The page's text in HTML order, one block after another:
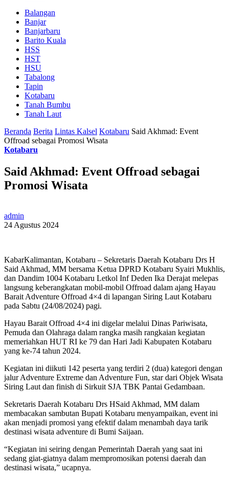
Balangan
Banjar
Banjarbaru
Barito Kuala
HSS
HST
HSU
Tabalong
Tapin
Kotabaru
Tanah Bumbu
Tanah Laut
Beranda Berita Lintas Kalsel Kotabaru Said Akhmad: Event
Offroad sebagai Promosi Wisata
Kotabaru
Said Akhmad: Event Offroad sebagai
Promosi Wisata
admin
24 Agustus 2024
KabarKalimantan, Kotabaru – Sekretaris Daerah Kotabaru Drs H
Said Akhmad, MM bersama Ketua DPRD Kotabaru Syairi Mukhlis,
dan Dandim 1004 Kotabaru Letkol Inf Deden Ika Derajat melepas
langsung keberangkatan mobil-mobil Offroad dalam ajang Hayau
Barait Adventure Offroad 4×4 di lapangan Siring Laut Kotabaru
pada Sabtu (24/08/2024) pagi.
Hayau Barait Offroad 4×4 ini digelar melalui Dinas Pariwisata,
Pemuda dan Olahraga dalam rangka masih rangkaian kegiatan
memeriahkan HUT RI ke 79 dan Hari Jadi Kabupaten Kotabaru
yang ke-74 tahun 2024.
Kegiatan ini diikuti 142 peserta yang terdiri 2 (dua) kategori dengan
jalur Adventure Extreme dan Adventure Fun, star dari Objek Wisata
Siring Laut dan finish di Sirkuit SJA TBK Pantai Gedambaan.
Sekretaris Daerah Kotabaru Drs HSaid Akhmad, MM dalam
membacakan sambutan Bupati Kotabaru menyampaikan, event ini
akan menjadi promosi yang efektif dalam menambah daya tarik
destinasi wisata adventure di Bumi Saijaan.
“Kegiatan ini seiring dengan Pemerintah Daerah yang saat ini
sedang giat-giatnya dalam mempromosikan potensi daerah dan
destinasi wisata,” ucapnya.